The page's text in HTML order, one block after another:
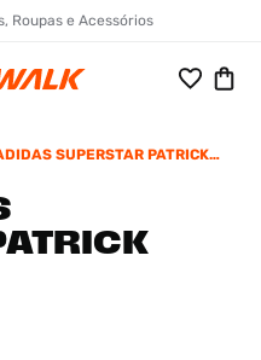
Roupas e Acessórios
SUPERSTAR PATRICK